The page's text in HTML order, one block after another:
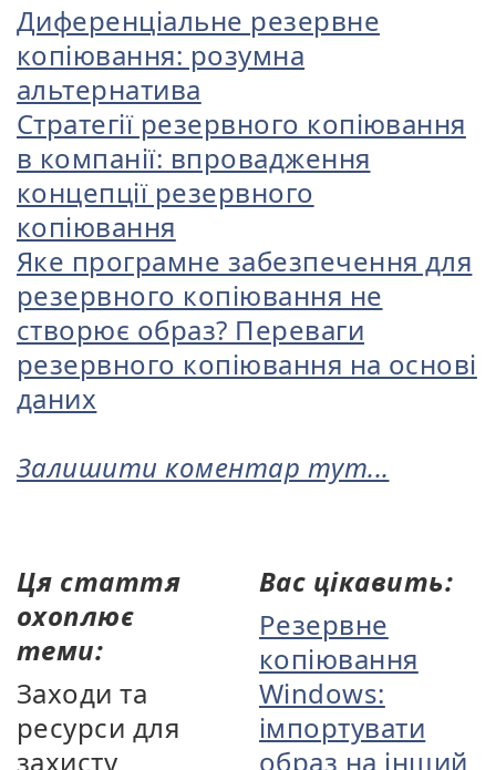
Диференціальне резервне
копіювання: розумна
альтернатива
Стратегії резервного копіювання
в компанії: впровадження
концепції резервного
копіювання
Яке програмне забезпечення для
резервного копіювання не
створює образ? Переваги
резервного копіювання на основі
даних
Залишити коментар тут...
Ця стаття
охоплює
теми:
Заходи та
ресурси для
захисту
Вас цікавить:
Резервне
копіювання
Windows:
імпортувати
образ на інший